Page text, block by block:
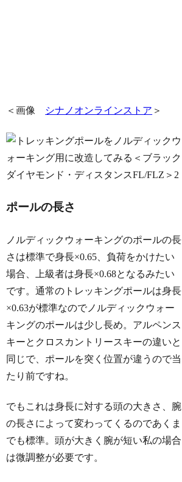
＜画像 シナノオンラインストア ＞
ポールの長さ
ノルディックウォーキングのポールの長
さは標準で身長×0.65、負荷をかけたい
場合、上級者は身長×0.68となるみたい
です。通常のトレッキングポールは身長
×0.63が標準なのでノルディックウォー
キングのポールは少し長め。アルペンス
キーとクロスカントリースキーの違いと
同じで、ポールを突く位置が違うので当
たり前ですね。
でもこれは身長に対する頭の大きさ、腕
の長さによって変わってくるのであくま
でも標準。頭が大きく腕が短い私の場合
は微調整が必要です。